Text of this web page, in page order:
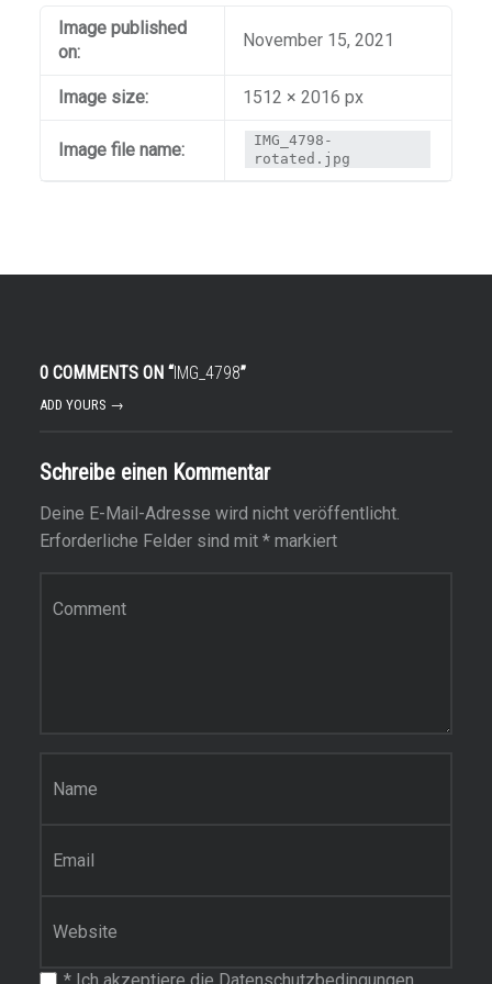
Image published
on:
November 15, 2021
Image size: 1512 × 2016 px
Image file name:
IMG_4798-
rotated.jpg
0 COMMENTS ON “IMG_4798”
ADD YOURS →
Schreibe einen Kommentar
Deine E-Mail-Adresse wird nicht veröffentlicht.
Erforderliche Felder sind mit *markiert